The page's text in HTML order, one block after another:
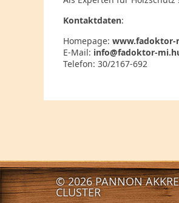
Kontaktdaten:
Homepage:www.fadoktor-
E-Mail: info@fadoktor-
Telefon: 30/2167-692
© 2026 PANNON
CLUSTER